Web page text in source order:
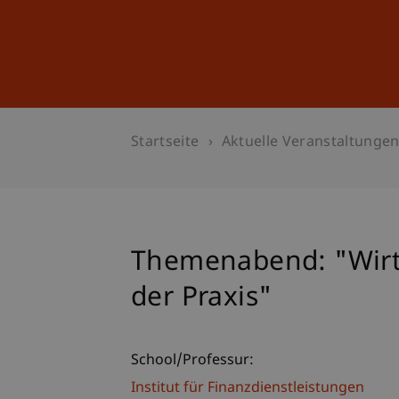
Startseite Aktuelle Veranstaltungen
Themenabend:
der Praxis"
School/Professur:
Institut für Finanzdienstleistungen